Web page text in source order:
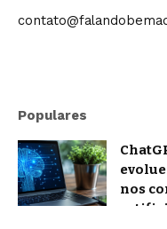
Populares
nos